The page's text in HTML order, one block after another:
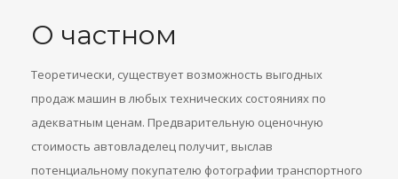
О частном
Теоретически, существует возможность выгодных
продаж машин в любых технических состояниях по
адекватным ценам. Предварительную оценочную
стоимость автовладелец получит, выслав
потенциальному покупателю фотографии транспортного